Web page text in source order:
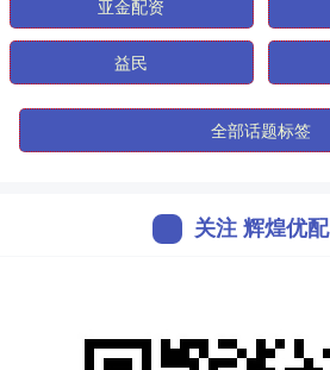
亚金配资
益民
全部话题标签
关注 辉煌优配